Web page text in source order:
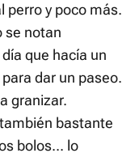
perro y poco más.
se notan
que hacía un
dar un paseo.
granizar.
bastante
bolos... lo